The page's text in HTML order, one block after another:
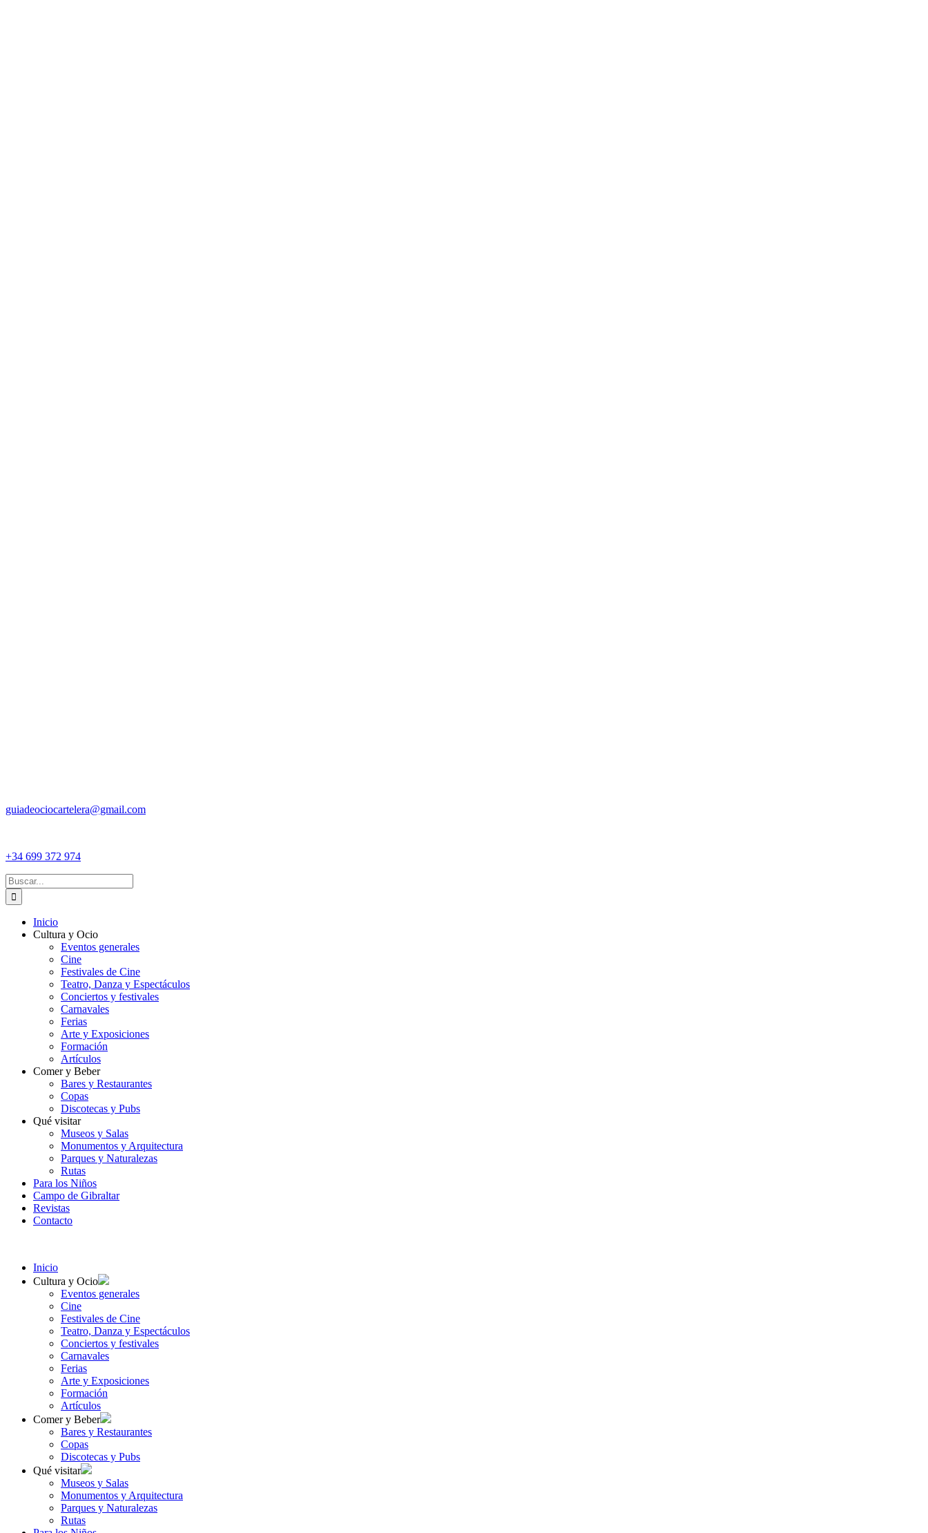
guiadeociocartelera@gmail.com
+34 699 372 974
Buscar:
Inicio
Cultura y Ocio
Eventos generales
Cine
Festivales de Cine
Teatro, Danza y Espectáculos
Conciertos y festivales
Carnavales
Ferias
Arte y Exposiciones
Formación
Artículos
Comer y Beber
Bares y Restaurantes
Copas
Discotecas y Pubs
Qué visitar
Museos y Salas
Monumentos y Arquitectura
Parques y Naturalezas
Rutas
Para los Niños
Campo de Gibraltar
Revistas
Contacto
Inicio
Cultura y Ocio
Eventos generales
Cine
Festivales de Cine
Teatro, Danza y Espectáculos
Conciertos y festivales
Carnavales
Ferias
Arte y Exposiciones
Formación
Artículos
Comer y Beber
Bares y Restaurantes
Copas
Discotecas y Pubs
Qué visitar
Museos y Salas
Monumentos y Arquitectura
Parques y Naturalezas
Rutas